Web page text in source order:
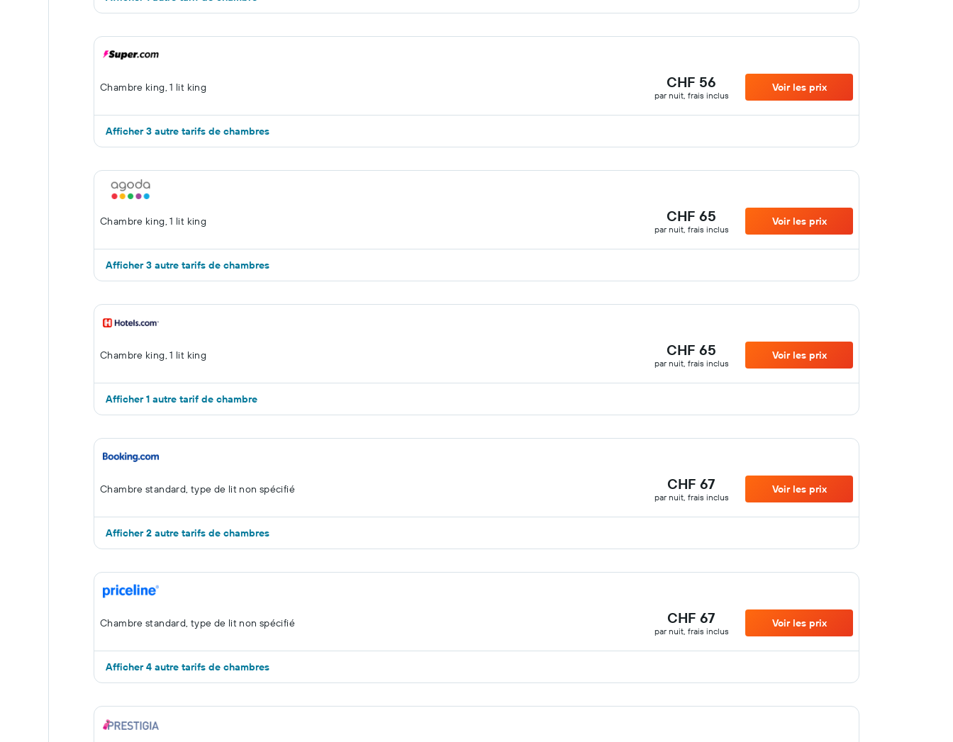
Chambre king, 1 lit king CHF 56
par nuit, frais inclus
Voir les prix
Afficher 3 autre tarifs de chambres
Chambre king, 1 lit king CHF 65
par nuit, frais inclus
Voir les prix
Afficher 3 autre tarifs de chambres
Chambre king, 1 lit king CHF 65
par nuit, frais inclus
Voir les prix
Afficher 1 autre tarif de chambre
Chambre standard, type de lit non spécifié CHF 67
par nuit, frais inclus
Voir les prix
Afficher 2 autre tarifs de chambres
Chambre standard, type de lit non spécifié CHF 67
par nuit, frais inclus
Voir les prix
Afficher 4 autre tarifs de chambres